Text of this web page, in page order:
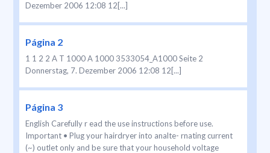
Dezember 2006 12:08 12[...]
Página 2
1 1 2 2 A T 1000 A 1000 3533054_A1000 Seite 2
Donnerstag, 7. Dezember 2006 12:08 12[...]
Página 3
English Carefully r ead the use instructions before use.
Important • Plug your hairdryer into analte- rnating current
(~) outlet only and be sure that your household voltage